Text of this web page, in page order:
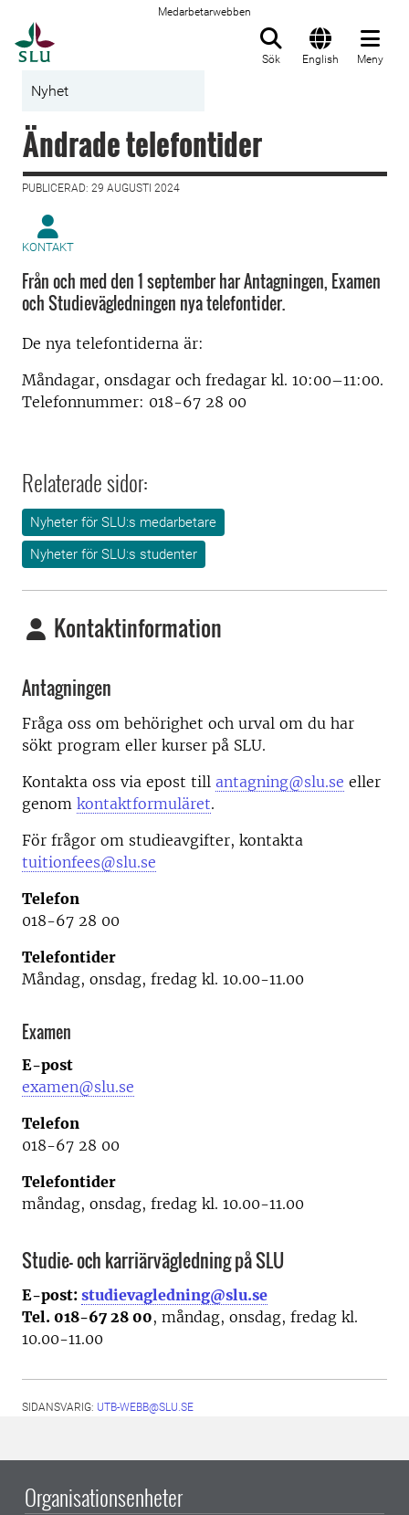
Medarbetarwebben
Sök English Meny
Nyhet
Ändrade telefontider
PUBLICERAD: 29 AUGUSTI 2024
KONTAKT
Från och med den 1 september har Antagningen, Examen
och Studievägledningen nya telefontider.
De nya telefontiderna är:
Måndagar, onsdagar och fredagar kl. 10:00–11:00.
Telefonnummer: 018-67 28 00
Relaterade sidor:
Nyheter för SLU:s medarbetare
Nyheter för SLU:s studenter
Kontaktinformation
Antagningen
Fråga oss om behörighet och urval om du har
sökt program eller kurser på SLU.
Kontakta oss via epost till antagning@slu.se eller
genom kontaktformuläret.
För frågor om studieavgifter, kontakta
tuitionfees@slu.se
Telefon
018-67 28 00
Telefontider
Måndag, onsdag, fredag kl. 10.00-11.00
Examen
E-post
examen@slu.se
Telefon
018-67 28 00
Telefontider
måndag, onsdag, fredag kl. 10.00-11.00
Studie- och karriärvägledning på SLU
E-post: studievagledning@slu.se
Tel. 018-67 28 00, måndag, onsdag, fredag kl.
10.00-11.00
SIDANSVARIG: UTB-WEBB@SLU.SE
Organisationsenheter